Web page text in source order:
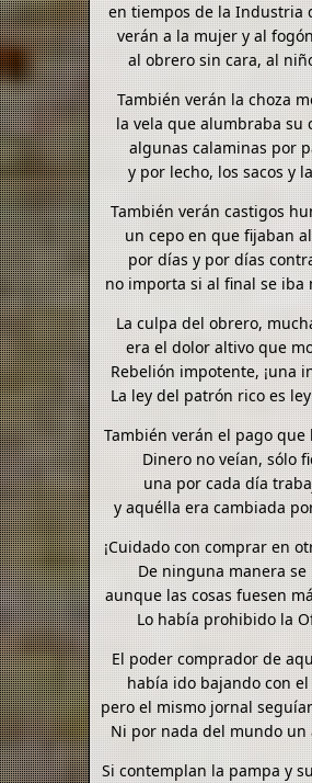
en tiempos de la Industria
verán a la mujer y al
al obrero sin cara, al
También verán la choza
la vela que alumbraba su
algunas calaminas por
y por lecho, los sacos y
También verán castigos
un cepo en que fijaban
por días y por días
no importa si al final se iba
La culpa del obrero,
era el dolor altivo que
Rebelión impotente, ¡una
La ley del patrón rico es
También verán el pago que
Dinero no veían, sólo
una por cada día
y aquélla era cambiada
¡Cuidado con comprar en
De ninguna manera se
aunque las cosas fuesen
Lo había prohibido la
El poder comprador de
había ido bajando con
pero el mismo jornal
Ni por nada del mundo un
Si contemplan la pampa y